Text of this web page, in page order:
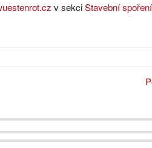
v sekciStavební spoření